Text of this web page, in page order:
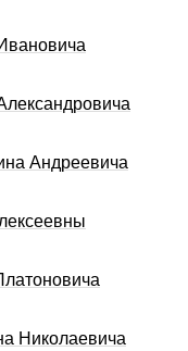
Андpеевича
Николаевича